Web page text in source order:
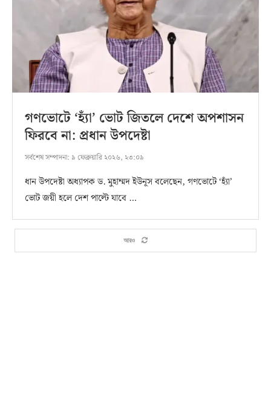
গণভোটে ‘হ্যাঁ’ ভোট জিতলে দেশে অপশাসন
ফিরবে না: প্রধান উপদেষ্টা
সর্বশেষ সম্পাদনা: ৯ ফেব্রুয়ারি ২০২৬, ২৩:০৯
ধান উপদেষ্টা অধ্যাপক ড. মুহাম্মদ ইউনূস বলেছেন, গণভোটে ‘হ্যাঁ’
ভোট জয়ী হলে দেশ পাল্টে যাবে …
আরও